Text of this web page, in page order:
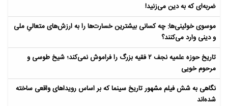
ضربه‌ای که به دین می‌زنید!
موسوی خوئینی‌ها: چه کسانی بیشترین خسارت‌ها را به ارزش‌های متعالیِ ملی
و دینی وارد می‌کنند؟
تاریخ حوزه علمیه نجف ۲ فقیه بزرگ را فراموش نمی‌کند؛ شیخ طوسی و
مرحوم خویی
نگاهی به شش فیلم مشهور تاریخ سینما که بر اساس رویداهای واقعی ساخته
شده‌اند